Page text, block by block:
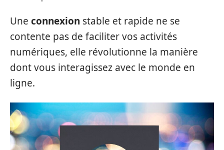
Une connexion stable et rapide ne se
contente pas de faciliter vos activités
numériques, elle révolutionne la manière
dont vous interagissez avec le monde en
ligne.